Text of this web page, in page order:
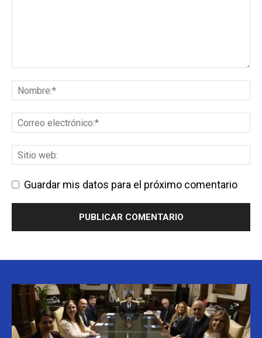
Guardar mis datos para el próximo comentario